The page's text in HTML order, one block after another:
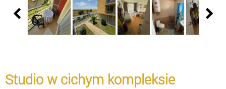
Studio w cichym kompleksie